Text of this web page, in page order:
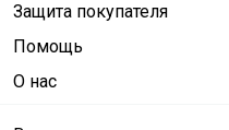
Защита покупателя
Помощь
О нас